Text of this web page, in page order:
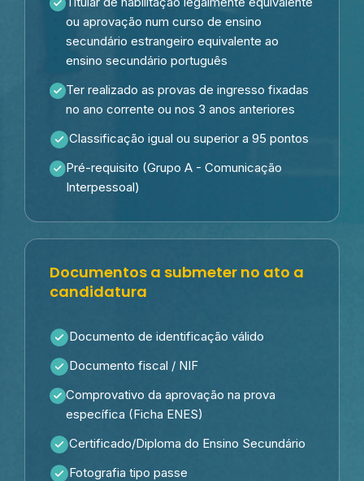
ou aprovação num curso de ensino
secundário estrangeiro equivalente ao
ensino secundário português
Ter realizado as provas de ingresso fixadas
no ano corrente ou nos 3 anos anteriores
Classificação igual ou superior a 95 pontos
Pré-requisito (Grupo A - Comunicação
Interpessoal)
Documentos a submeter no ato a
candidatura
Documento de identificação válido
Documento fiscal / NIF
Comprovativo da aprovação na prova
específica (Ficha ENES)
Certificado/Diploma do Ensino Secundário
Fotografia tipo passe